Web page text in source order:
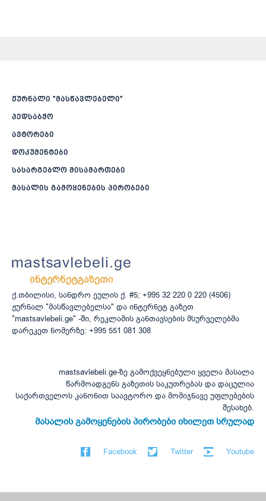
ჟურნალი ”მასწავლებელი”
პედსაბჭო
ავტორები
დოკუმენტები
სასარგებლო მისამართები
მასალის გამოყენების პირობები
ქ.თბილისი, სანდრო ეულის ქ. #5; +995 32 220 0 220 (4506)
ჟურნალ "მასწავლებელსა" და ინტერნეტ გაზეთ
"mastsavlebeli.ge" -ში, რეკლამის განთავსების მსურველებმა
დარეკეთ ნომერზე: +995 551 081 308
mastsavlebeli.ge-ზე გამოქვეყნებული ყველა მასალა
წარმოადგენს გაზეთის საკუთრებას და დაცულია
საქართველოს კანონით საავტორო და მომიჯნავე უფლებების
შესახებ.
მასალის გამოყენების პირობები იხილეთ სრულად
Facebook Twitter Youtube